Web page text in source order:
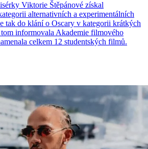
Viktorie Štěpánové získal
alternativních a experimentálních
tak do klání o Oscary v kategorii krátkých
informovala Akademie filmového
celkem 12 studentských filmů.